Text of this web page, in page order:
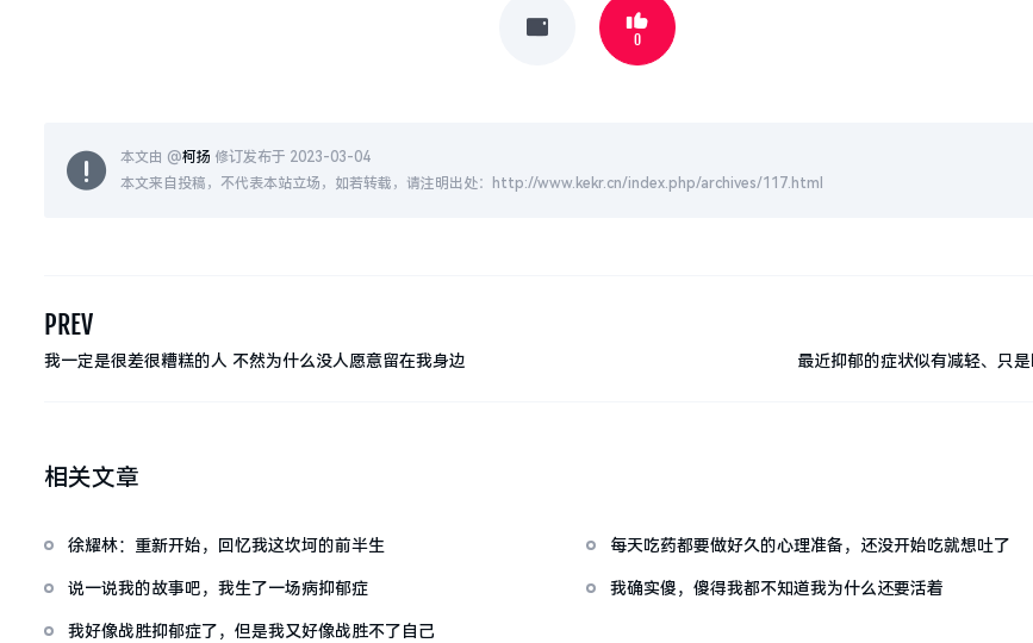
0
本文由 @柯扬 修订发布于 2023-03-04
本文来自投稿，不代表本站立场，如若转载，请注明出处：http://www.kekr.cn/index.php/archives/117.html
PREV
我一定是很差很糟糕的人 不然为什么没人愿意留在我身边 ​ 最近抑郁的症状似有减轻、只
相关文章
徐耀林：重新开始，回忆我这坎坷的前半生 每天吃药都要做好久的心理准备，还没开始吃就想吐了
说一说我的故事吧，我生了一场病抑郁症 我确实傻，傻得我都不知道我为什么还要活着
我好像战胜抑郁症了，但是我又好像战胜不了自己